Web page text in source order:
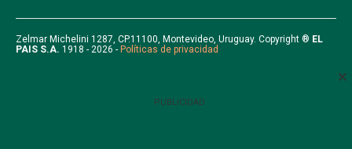
PUBLICIDAD
r
r
a
e
o
k
Zelmar Michelini 1287, CP.11100, Montevideo, Uruguay. Copyright ® EL
PAIS S.A. 1918 - 2026 - Políticas de privacidad